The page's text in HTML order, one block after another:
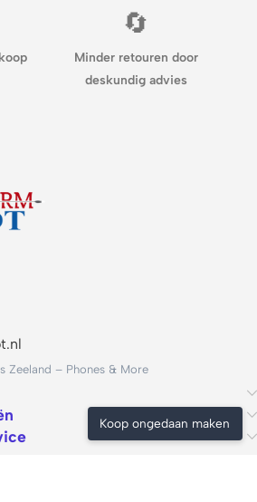
🔄
Minder retouren door
deskundig advies
Zeeland – Phones & More
Koop ongedaan maken